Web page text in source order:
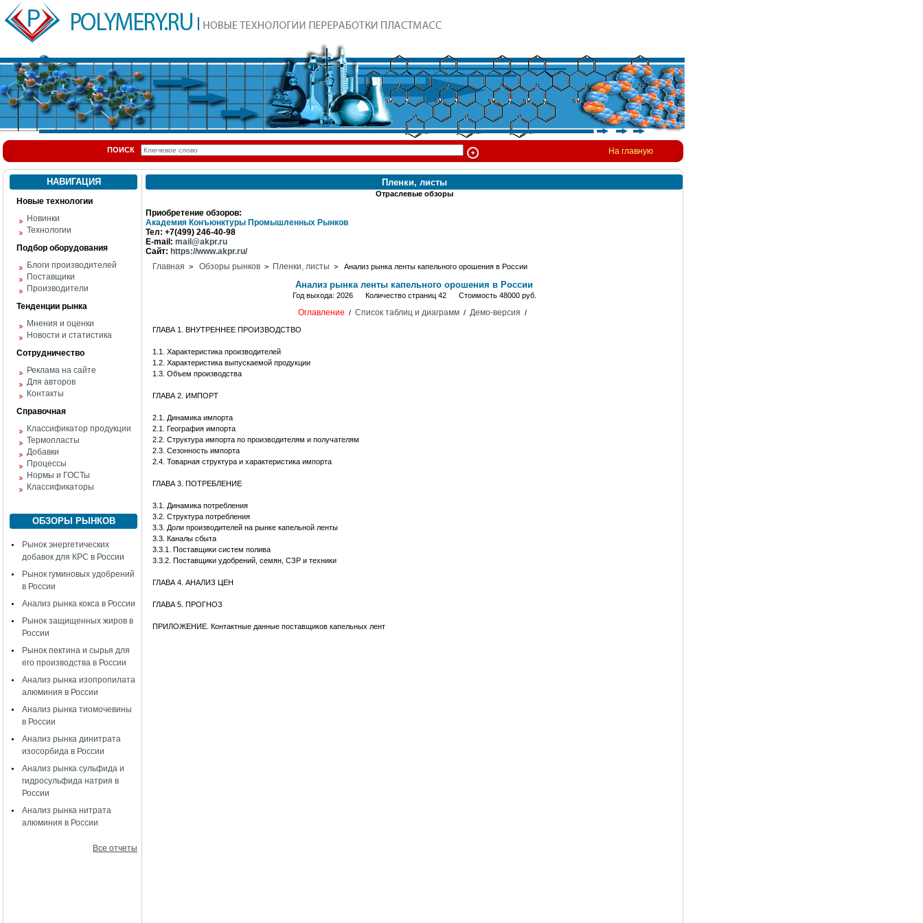
ПОИСК На главную
НАВИГАЦИЯ
Новые технологии
Новинки
Технологии
Подбор оборудования
Блоги производителей
Поставщики
Производители
Тенденции рынка
Мнения и оценки
Новости и статистика
Сотрудничество
Реклама на сайте
Для авторов
Контакты
Справочная
Классификатор продукции
Термопласты
Добавки
Процессы
Нормы и ГОСТы
Классификаторы
ОБЗОРЫ РЫНКОВ
Рынок энергетических
добавок для КРС в России
Рынок гуминовых удобрений
в России
Анализ рынка кокса в России
Рынок защищенных жиров в
России
Рынок пектина и сырья для
его производства в России
Анализ рынка изопропилата
алюминия в России
Анализ рынка тиомочевины
в России
Анализ рынка динитрата
изосорбида в России
Анализ рынка сульфида и
гидросульфида натрия в
России
Анализ рынка нитрата
алюминия в России
Все отчеты
Пленки, листы
Отраслевые обзоры
Приобретение обзоров:
Академия Конъюнктуры Промышленных Рынков
Тел: +7(499) 246-40-98
E-mail: mail@akpr.ru
Сайт: https://www.akpr.ru/
Главная > Обзоры рынков > Пленки, листы > Анализ рынка ленты капельного орошения в России
Анализ рынка ленты капельного орошения в России
Год выхода: 2026 Количество страниц 42 Стоимость 48000 руб.
Оглавление / Список таблиц и диаграмм/ Демо-версия /
ГЛАВА 1. ВНУТРЕННЕЕ ПРОИЗВОДСТВО
1.1. Характеристика производителей
1.2. Характеристика выпускаемой продукции
1.3. Объем производства
ГЛАВА 2. ИМПОРТ
2.1. Динамика импорта
2.1. География импорта
2.2. Структура импорта по производителям и получателям
2.3. Сезонность импорта
2.4. Товарная структура и характеристика импорта
ГЛАВА 3. ПОТРЕБЛЕНИЕ
3.1. Динамика потребления
3.2. Структура потребления
3.3. Доли производителей на рынке капельной ленты
3.3. Каналы сбыта
3.3.1. Поставщики систем полива
3.3.2. Поставщики удобрений, семян, СЗР и техники
ГЛАВА 4. АНАЛИЗ ЦЕН
ГЛАВА 5. ПРОГНОЗ
ПРИЛОЖЕНИЕ. Контактные данные поставщиков капельных лент